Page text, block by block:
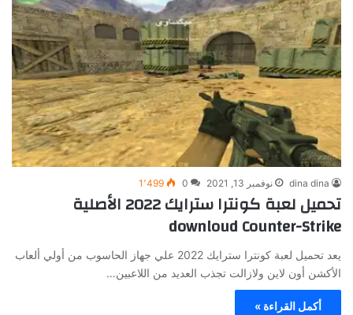
dina dina نوفمبر 13, 2021 0 1٬499
تحميل لعبة كونترا سترايك 2022 الأصلية
downloud Counter-Strike
يعد تحميل لعبة كونترا سترايك 2022 علي جهاز الحاسوب من أولي ألعاب
الأكشن أون لاين ولازالت تجذب العديد من اللاعبين…
أكمل القراءة »